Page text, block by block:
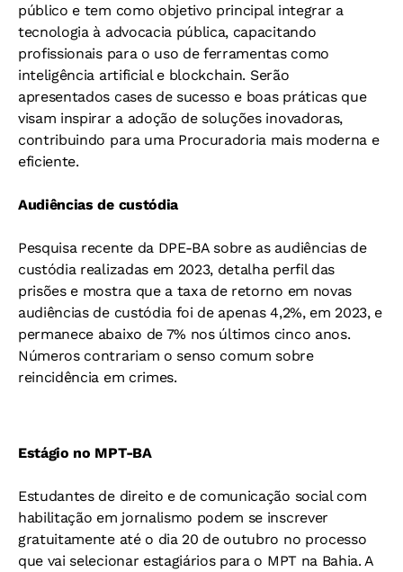
público e tem como objetivo principal integrar a
tecnologia à advocacia pública, capacitando
profissionais para o uso de ferramentas como
inteligência artificial e blockchain. Serão
apresentados cases de sucesso e boas práticas que
visam inspirar a adoção de soluções inovadoras,
contribuindo para uma Procuradoria mais moderna e
eficiente.
Audiências de custódia
Pesquisa recente da DPE-BA sobre as audiências de
custódia realizadas em 2023, detalha perfil das
prisões e mostra que a taxa de retorno em novas
audiências de custódia foi de apenas 4,2%, em 2023, e
permanece abaixo de 7% nos últimos cinco anos.
Números contrariam o senso comum sobre
reincidência em crimes.
Estágio no MPT-BA
Estudantes de direito e de comunicação social com
habilitação em jornalismo podem se inscrever
gratuitamente até o dia 20 de outubro no processo
que vai selecionar estagiários para o MPT na Bahia. A